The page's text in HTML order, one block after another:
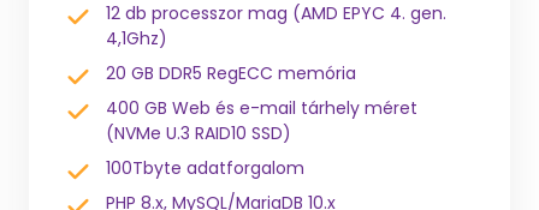
12 db processzor mag (AMD EPYC 4. gen.
4,1Ghz)
20 GB DDR5 RegECC memória
400 GB Web és e-mail tárhely méret
(NVMe U.3 RAID10 SSD)
100Tbyte adatforgalom
PHP 8.x, MySQL/MariaDB 10.x